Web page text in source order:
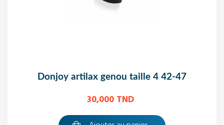
donjoy artilax genou taille 4 42-47
30,000 TND